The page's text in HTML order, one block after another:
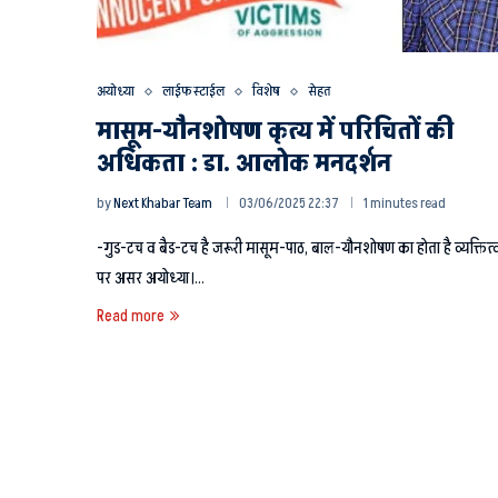
अयोध्या लाईफ स्टाईल विशेष सेहत
मासूम-यौनशोषण कृत्य में परिचितों की
अधिकता : डा. आलोक मनदर्शन
byNext Khabar Team 03/06/2025 22:37 1 minutes read
-गुड-टच व बैड-टच है जरूरी मासूम-पाठ, बाल-यौनशोषण का होता है
पर असर अयोध्या।…
Read more